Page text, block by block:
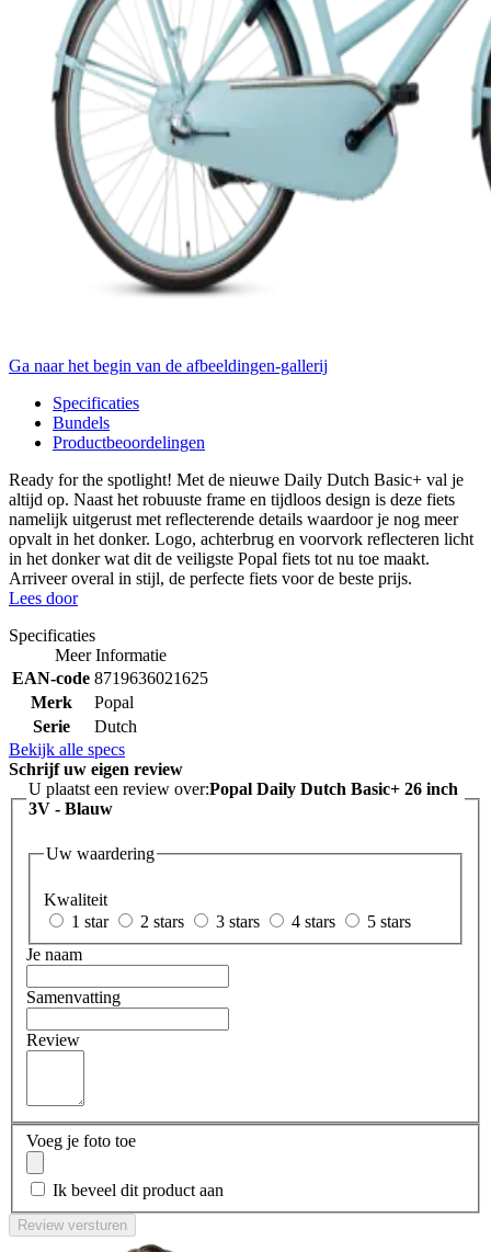
Ga naar het begin van de afbeeldingen-gallerij
Specificaties
Bundels
Productbeoordelingen
Ready for the spotlight! Met de nieuwe Daily Dutch Basic+ val je
altijd op. Naast het robuuste frame en tijdloos design is deze fiets
namelijk uitgerust met reflecterende details waardoor je nog meer
opvalt in het donker. Logo, achterbrug en voorvork reflecteren licht
in het donker wat dit de veiligste Popal fiets tot nu toe maakt.
Arriveer overal in stijl, de perfecte fiets voor de beste prijs.
Lees door
Specificaties
Meer Informatie
EAN-code 8719636021625
Merk
Popal
Serie
Dutch
Bekijk alle specs
Schrijf uw eigen review
U plaatst een review over:Popal Daily Dutch Basic+ 26 inch
3V - Blauw
Uw waardering
Kwaliteit
1 star
2 stars 3 stars 4 stars
5 stars
Je naam
Samenvatting
Review
Voeg je foto toe
Ik beveel dit product aan
Review versturen